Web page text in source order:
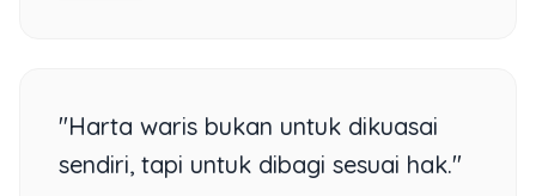
"Harta waris bukan untuk dikuasai
sendiri, tapi untuk dibagi sesuai hak."